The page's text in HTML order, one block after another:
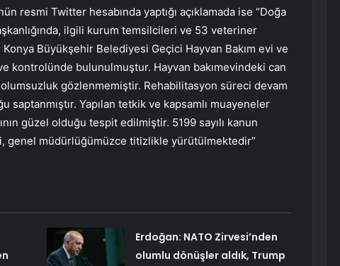
resmi Twitter hesabında yaptığı açıklamada ise “Doğa
ilgili kurum temsilcileri ve 53 veteriner
Büyükşehir Belediyesi Geçici Hayvan Bakım evi ve
kontrolünde bulunulmuştur. Hayvan bakımevindeki can
gözlenmemiştir. Rehabilitasyon süreci devam
Yapılan tetkik ve kapsamlı muayeneler
güzel olduğu tespit edilmiştir. 5199 sayılı kanun
genel müdürlüğümüzce titizlikle yürütülmektedir”
Erdoğan: NATO Zirvesi’nden
olumlu dönüşler aldık, Trump